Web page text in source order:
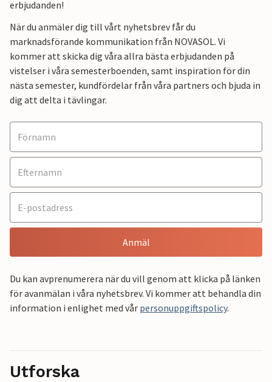
erbjudanden!
När du anmäler dig till vårt nyhetsbrev får du
marknadsförande kommunikation från NOVASOL. Vi
kommer att skicka dig våra allra bästa erbjudanden på
vistelser i våra semesterboenden, samt inspiration för din
nästa semester, kundfördelar från våra partners och bjuda in
dig att delta i tävlingar.
Anmäl
Du kan avprenumerera när du vill genom att klicka på länken
för avanmälan i våra nyhetsbrev. Vi kommer att behandla din
information i enlighet med vår personuppgiftspolicy.
Utforska